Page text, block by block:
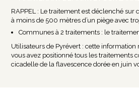
RAPPEL : Le traitement est déclenché sur
à moins de 500 mètres d’un piège avec
Communes à 2 traitements : le
Utilisateurs de Pyrévert : cette information
vous avez positionné tous les traitements
cicadelle de la flavescence dorée en juin